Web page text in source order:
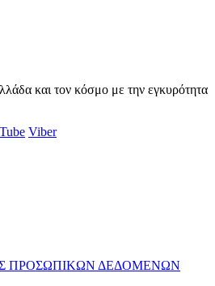
και τον κόσμο με την εγκυρότητα
Viber
ΠΡΟΣΩΠΙΚΩΝ ΔΕΔΟΜΕΝΩΝ